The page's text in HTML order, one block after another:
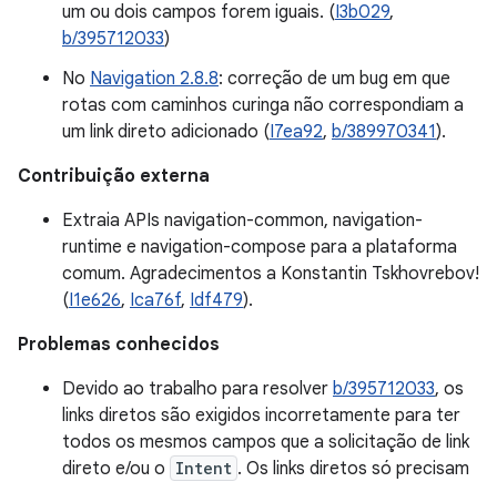
um ou dois campos forem iguais. (I3b029,
b/395712033)
No Navigation 2.8.8: correção de um bug em que
rotas com caminhos curinga não correspondiam a
um link direto adicionado (I7ea92, b/389970341).
Contribuição externa
Extraia APIs navigation-common, navigation-
runtime e navigation-compose para a plataforma
comum. Agradecimentos a Konstantin Tskhovrebov!
(I1e626, Ica76f, Idf479).
Problemas conhecidos
Devido ao trabalho para resolver b/395712033, os
links diretos são exigidos incorretamente para ter
todos os mesmos campos que a solicitação de link
direto e/ou o Intent . Os links diretos só precisam